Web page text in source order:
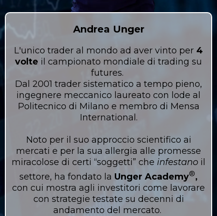
Andrea Unger
L'unico trader al mondo ad aver vinto per 4
volte il campionato mondiale di trading su
futures.
Dal 2001 trader sistematico a tempo pieno,
ingegnere meccanico laureato con lode al
Politecnico di Milano e membro di Mensa
International.
Noto per il suo approccio scientifico ai
mercati e per la sua allergia alle promesse
miracolose di certi “soggetti” che infestano il
settore, ha fondato la Unger Academy®️,
con cui mostra agli investitori come lavorare
con strategie testate su decenni di
andamento del mercato.